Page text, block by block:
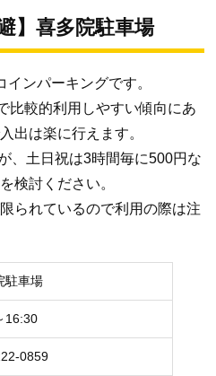
】喜多院駐車場
ンパーキングです。
比較的利用しやすい傾向にあ
出は楽に行えます。
、土日祝は3時間毎に500円な
検討ください。
られているので利用の際は注
駐車場
16:30
0859